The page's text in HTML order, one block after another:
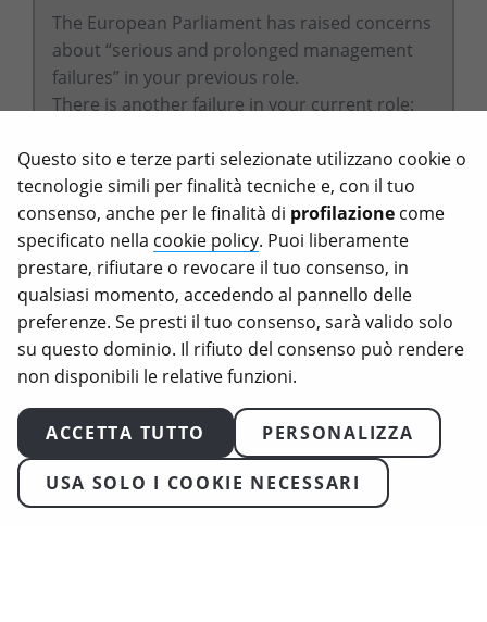
The European Parliament has raised concerns
about “serious and prolonged management
failures” in your previous role.
There is another failure in your current role:
promised animal welfare proposal. A betrayal
of animals and citizens.
Your credibility now depends on action, not
promises.
We will not stop until the Commission
publishes the legislation banning cages and
the killing of male chicks.
Sincerely,
COPIA IL TESTO
Questo sito e terze parti selezionate utilizzano cookie o
tecnologie simili per finalità tecniche e, con il tuo
consenso, anche per le finalità di profilazione come
specificato nella cookie policy. Puoi liberamente
prestare, rifiutare o revocare il tuo consenso, in
qualsiasi momento, accedendo al pannello delle
preferenze. Se presti il tuo consenso, sarà valido solo
su questo dominio. Il rifiuto del consenso può rendere
non disponibili le relative funzioni.
ACCETTA TUTTO PERSONALIZZA
USA SOLO I COOKIE NECESSARI